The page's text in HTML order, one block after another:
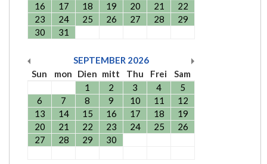
16
17 18 19 20 21
22
23
24 25 26 27 28
29
30
31
SEPTEMBER 2026
Sun
mon Dien mitt Thu Frei
Sam
1
2 3 4
5
6
7 8 9 10 11
12
13
14 15 16 17 18
19
20
21 22 23 24 25
26
27
28 29 30